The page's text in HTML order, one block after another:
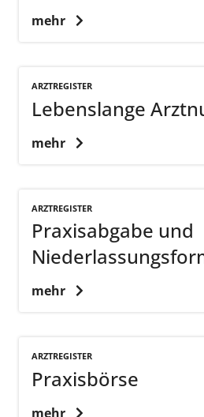
mehr
ARZTREGISTER
Lebenslange
mehr
ARZTREGISTER
Praxisabgabe und
mehr
ARZTREGISTER
Praxisbörse
mehr